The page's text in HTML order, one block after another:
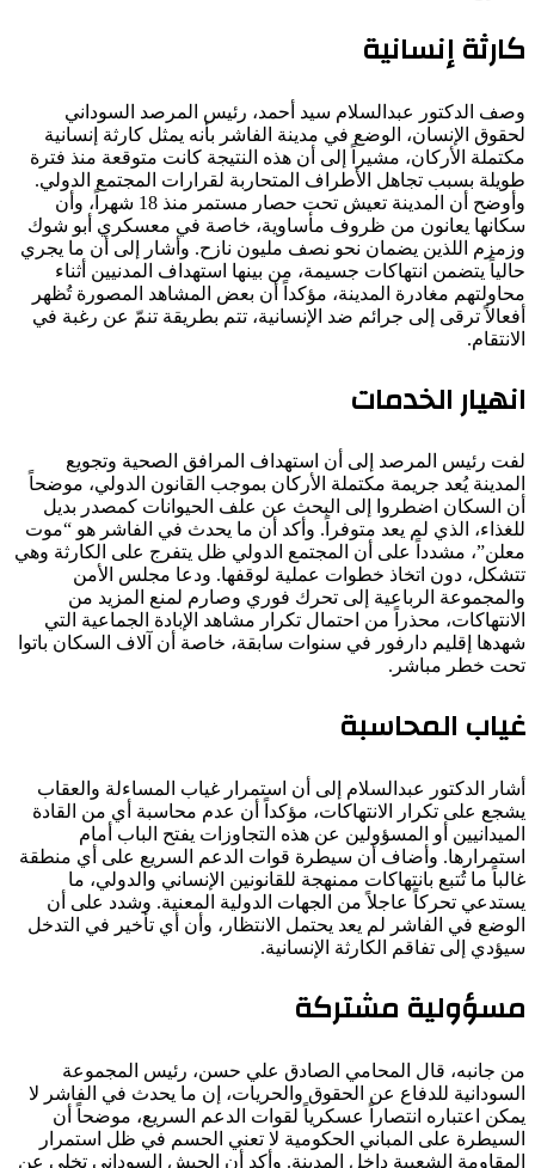
كارثة إنسانية
وصف الدكتور عبدالسلام سيد أحمد، رئيس المرصد السوداني
لحقوق الإنسان، الوضع في مدينة الفاشر بأنه يمثل كارثة إنسانية
مكتملة الأركان، مشيراً إلى أن هذه النتيجة كانت متوقعة منذ فترة
طويلة بسبب تجاهل الأطراف المتحاربة لقرارات المجتمع الدولي.
وأوضح أن المدينة تعيش تحت حصار مستمر منذ 18 شهراً، وأن
سكانها يعانون من ظروف مأساوية، خاصة في معسكري أبو شوك
وزمزم اللذين يضمان نحو نصف مليون نازح. وأشار إلى أن ما يجري
حالياً يتضمن انتهاكات جسيمة، من بينها استهداف المدنيين أثناء
محاولتهم مغادرة المدينة، مؤكداً أن بعض المشاهد المصورة تُظهر
أفعالاً ترقى إلى جرائم ضد الإنسانية، تتم بطريقة تنمّ عن رغبة في
الانتقام.
انهيار الخدمات
لفت رئيس المرصد إلى أن استهداف المرافق الصحية وتجويع
المدينة يُعد جريمة مكتملة الأركان بموجب القانون الدولي، موضحاً
أن السكان اضطروا إلى البحث عن علف الحيوانات كمصدر بديل
للغذاء، الذي لم يعد متوفراً. وأكد أن ما يحدث في الفاشر هو “موت
معلن”، مشدداً على أن المجتمع الدولي ظل يتفرج على الكارثة وهي
تتشكل، دون اتخاذ خطوات عملية لوقفها. ودعا مجلس الأمن
والمجموعة الرباعية إلى تحرك فوري وصارم لمنع المزيد من
الانتهاكات، محذراً من احتمال تكرار مشاهد الإبادة الجماعية التي
شهدها إقليم دارفور في سنوات سابقة، خاصة أن آلاف السكان باتوا
تحت خطر مباشر.
غياب المحاسبة
أشار الدكتور عبدالسلام إلى أن استمرار غياب المساءلة والعقاب
يشجع على تكرار الانتهاكات، مؤكداً أن عدم محاسبة أي من القادة
الميدانيين أو المسؤولين عن هذه التجاوزات يفتح الباب أمام
استمرارها. وأضاف أن سيطرة قوات الدعم السريع على أي منطقة
غالباً ما تُتبع بانتهاكات ممنهجة للقانونين الإنساني والدولي، ما
يستدعي تحركاً عاجلاً من الجهات الدولية المعنية. وشدد على أن
الوضع في الفاشر لم يعد يحتمل الانتظار، وأن أي تأخير في التدخل
سيؤدي إلى تفاقم الكارثة الإنسانية.
مسؤولية مشتركة
من جانبه، قال المحامي الصادق علي حسن، رئيس المجموعة
السودانية للدفاع عن الحقوق والحريات، إن ما يحدث في الفاشر لا
يمكن اعتباره انتصاراً عسكرياً لقوات الدعم السريع، موضحاً أن
السيطرة على المباني الحكومية لا تعني الحسم في ظل استمرار
المقاومة الشعبية داخل المدينة. وأكد أن الجيش السوداني تخلى عن